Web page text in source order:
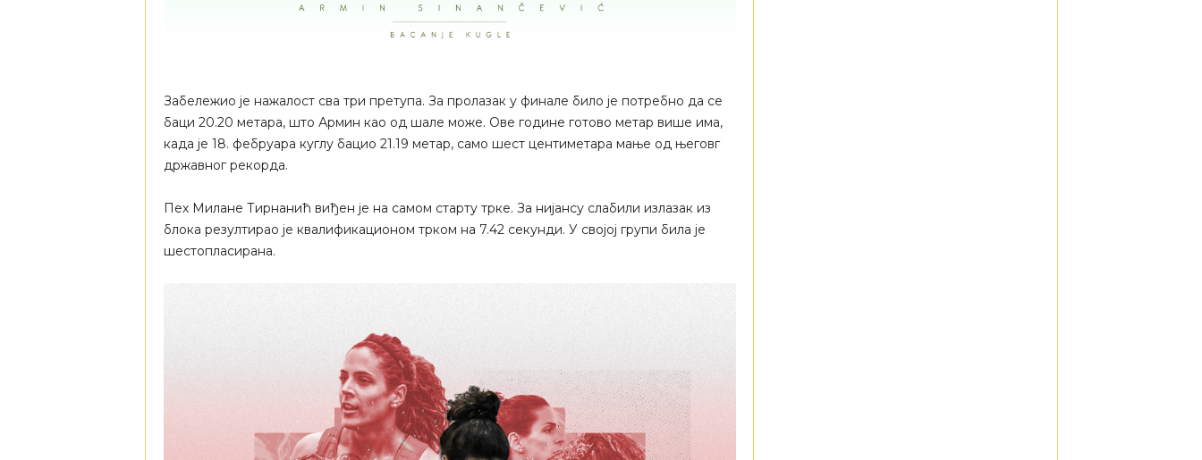
Забележио је нажалост сва три претупа. За пролазак у финале било је потребно да се
баци 20.20 метара, што Армин као од шале може. Ове године готово метар више има,
када је 18. фебруара куглу бацио 21.19 метар, само шест центиметара мање од његовг
државног рекорда.
Пех Милане Тирнанић виђен је на самом старту трке. За нијансу слабили излазак из
блока резултирао је квалификационом трком на 7.42 секунди. У својој групи била је
шестопласирана.